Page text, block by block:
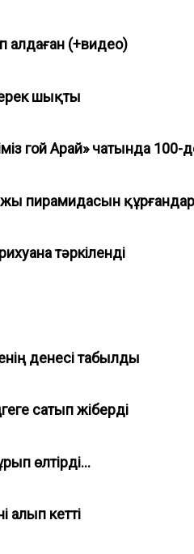
алдаған (+видео)
шықты
гой Арай» чатында 100-
пирамидасын құрғандар
тәркіленді
денесі табылды
сатып жіберді
өлтірді...
алып кетті